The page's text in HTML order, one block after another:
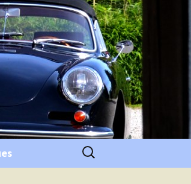
Rechercher :